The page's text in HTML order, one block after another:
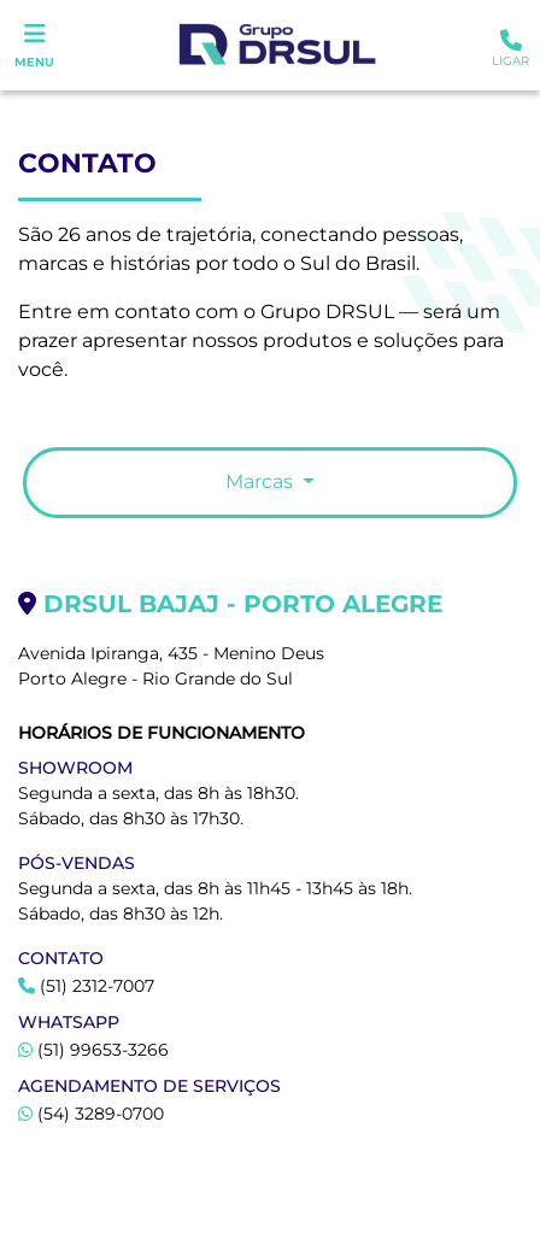
MENU LIGAR
CONTATO
São 26 anos de trajetória, conectando pessoas,
marcas e histórias por todo o Sul do Brasil.
Entre em contato com o Grupo DRSUL — será um
prazer apresentar nossos produtos e soluções para
você.
Marcas
DRSUL BAJAJ - PORTO ALEGRE
Avenida Ipiranga, 435 - Menino Deus
Porto Alegre - Rio Grande do Sul
HORÁRIOS DE FUNCIONAMENTO
SHOWROOM
Segunda a sexta, das 8h às 18h30.
Sábado, das 8h30 às 17h30.
PÓS-VENDAS
Segunda a sexta, das 8h às 11h45 - 13h45 às 18h.
Sábado, das 8h30 às 12h.
CONTATO
(51) 2312-7007
WHATSAPP
(51) 99653-3266
AGENDAMENTO DE SERVIÇOS
(54) 3289-0700